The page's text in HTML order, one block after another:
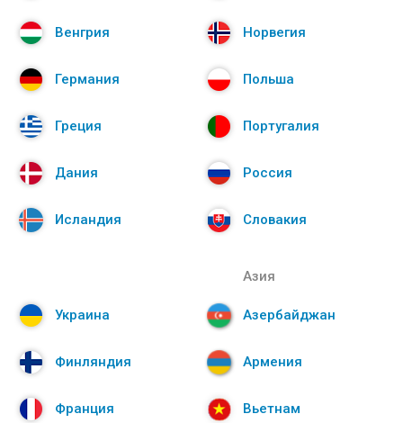
Венгрия
Германия
Греция
Дания
Исландия
Норвегия
Польша
Португалия
Россия
Словакия
Украина
Финляндия
Франция
Азия
Азербайджан
Армения
Вьетнам